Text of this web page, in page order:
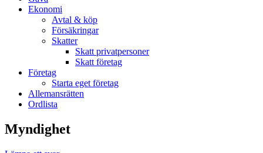
Ekonomi
Avtal & köp
Försäkringar
Skatter
Skatt privatpersoner
Skatt företag
Företag
Starta eget företag
Allemansrätten
Ordlista
Myndighet